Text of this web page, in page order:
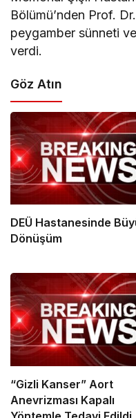
Bölümü’nden Prof.
peygamber sünneti
verdi.
Göz Atın
DEÜ Hastanesinde
Dönüşüm
“Gizli Kanser” Aort
Anevrizması Kapalı